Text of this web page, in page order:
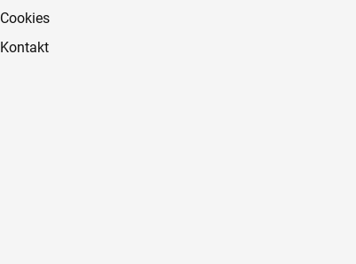
Cookies
Kontakt